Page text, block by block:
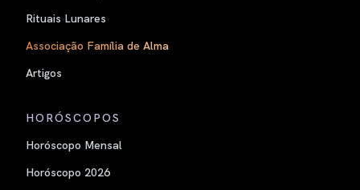
Rituais Lunares
Associação Família de Alma
Artigos
HORÓSCOPOS
Horóscopo Mensal
Horóscopo 2026